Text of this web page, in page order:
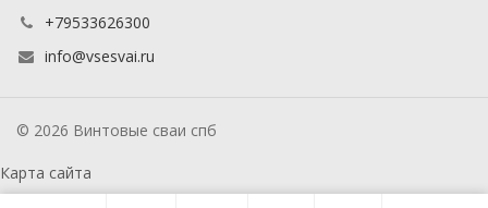
+79533626300
info@vsesvai.ru
© 2026 Винтовые сваи спб
Карта сайта